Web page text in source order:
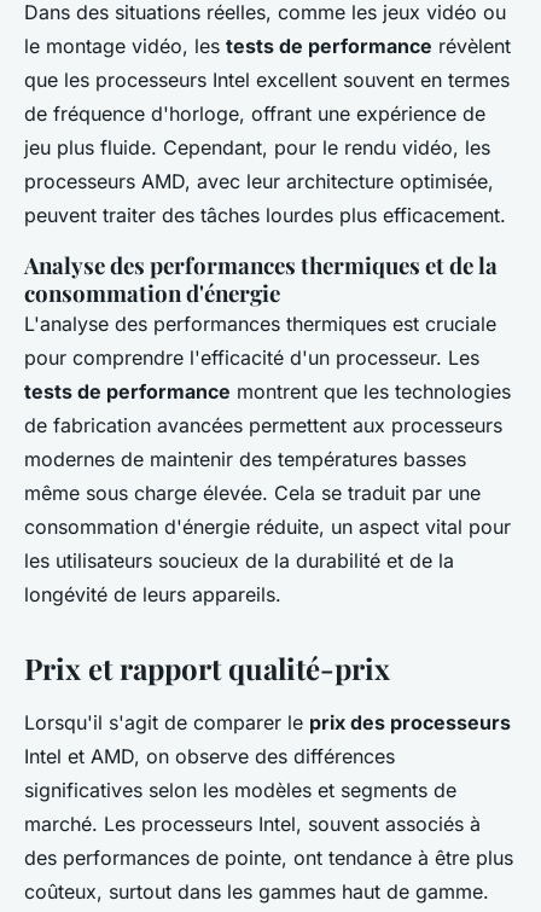
Dans des situations réelles, comme les jeux vidéo ou
le montage vidéo, les tests de performance révèlent
que les processeurs Intel excellent souvent en termes
de fréquence d'horloge, offrant une expérience de
jeu plus fluide. Cependant, pour le rendu vidéo, les
processeurs AMD, avec leur architecture optimisée,
peuvent traiter des tâches lourdes plus efficacement.
Analyse des performances thermiques et de la
consommation d'énergie
L'analyse des performances thermiques est cruciale
pour comprendre l'efficacité d'un processeur. Les
tests de performance montrent que les technologies
de fabrication avancées permettent aux processeurs
modernes de maintenir des températures basses
même sous charge élevée. Cela se traduit par une
consommation d'énergie réduite, un aspect vital pour
les utilisateurs soucieux de la durabilité et de la
longévité de leurs appareils.
Prix et rapport qualité-prix
Lorsqu'il s'agit de comparer le prix des processeurs
Intel et AMD, on observe des différences
significatives selon les modèles et segments de
marché. Les processeurs Intel, souvent associés à
des performances de pointe, ont tendance à être plus
coûteux, surtout dans les gammes haut de gamme.